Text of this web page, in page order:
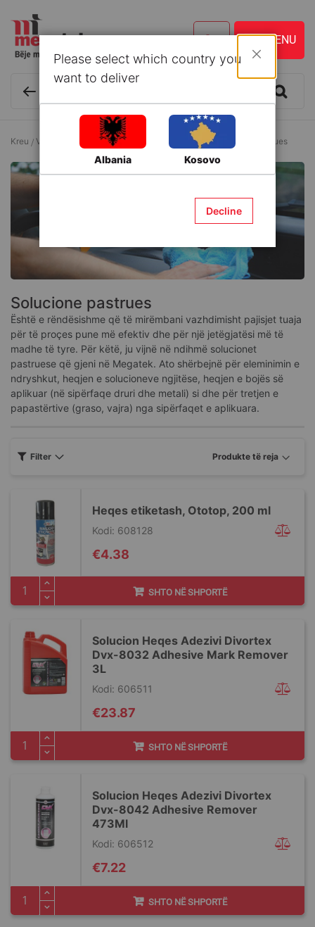
Kreu Vegla dhe Aksesorë Solucione dhe aditive Solucione pastrues
Solucione pastrues
Është e rëndësishme që të mirëmbani vazhdimisht pajisjet tuaja
për të proçes pune më efektiv dhe për një jetëgjatësi më të
madhe të tyre. Për këtë, ju vijnë në ndihmë solucionet
pastruese që gjeni në Megatek. Ato shërbejnë për eleminimin e
ndryshkut, heqjen e solucioneve ngjitëse, heqjen e bojës së
aplikuar (në sipërfaqe druri dhe metali) si dhe për tretjen e
papastërtive (graso, vajra) nga sipërfaqet e aplikuara.
Heqes etiketash, Ototop, 200 ml
Kodi: 608128
€4.38
SHTO NË SHPORTË
Solucion Heqes Adezivi Divortex
Dvx-8032 Adhesive Mark Remover
3L
Kodi: 606511
€23.87
SHTO NË SHPORTË
Solucion Heqes Adezivi Divortex
Dvx-8042 Adhesive Remover
473Ml
Kodi: 606512
€7.22
SHTO NË SHPORTË
Filter
Please select which country you
want to deliver
Albania Kosovo
Decline